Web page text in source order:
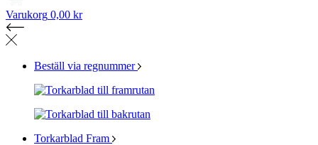
Varukorg 0,00 kr
Beställ via regnummer
Torkarblad Fram